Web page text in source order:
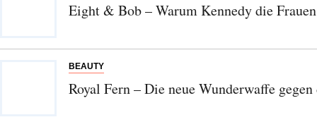
Eight & Bob – Warum Kennedy die
BEAUTY
Royal Fern – Die neue Wunderwaffe